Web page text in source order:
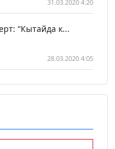
31.03.2020 4:20
“Кытайда к...
28.03.2020 4:05